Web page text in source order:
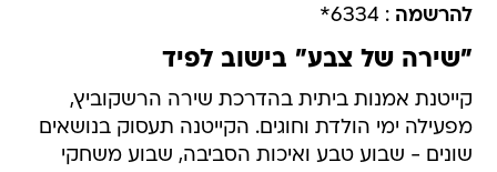
להרשמה : 6334*
"שירה של צבע" בישוב לפיד
קייטנת אמנות ביתית בהדרכת שירה הרשקוביץ,
מפעילה ימי הולדת וחוגים. הקייטנה תעסוק בנושאים
שונים - שבוע טבע ואיכות הסביבה, שבוע משחקי